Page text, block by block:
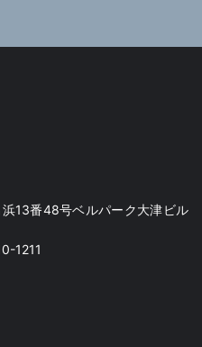
13番48号ベルパーク大津ビル
1211